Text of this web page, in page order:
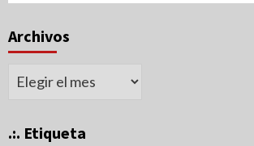
Archivos
Archivos
.:. Etiqueta